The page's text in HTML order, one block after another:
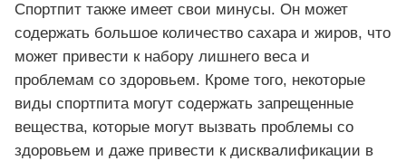
Спортпит также имеет свои минусы. Он может
содержать большое количество сахара и жиров, что
может привести к набору лишнего веса и
проблемам со здоровьем. Кроме того, некоторые
виды спортпита могут содержать запрещенные
вещества, которые могут вызвать проблемы со
здоровьем и даже привести к дисквалификации в